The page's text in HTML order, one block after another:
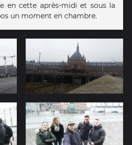
en cette après-midi et sous la
un moment en chambre.